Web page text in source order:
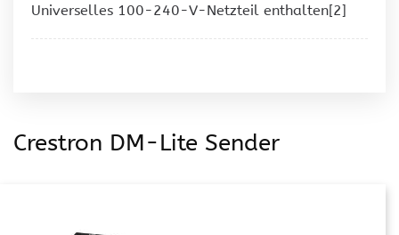
Universelles 100-240-V-Netzteil enthalten[2]
Crestron DM-Lite Sender